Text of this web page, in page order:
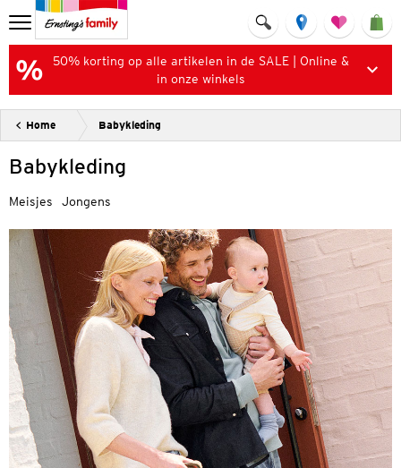
50% korting op alle artikelen in de SALE | Online &
in onze winkels
Home Babykleding
Babykleding
Meisjes Jongens